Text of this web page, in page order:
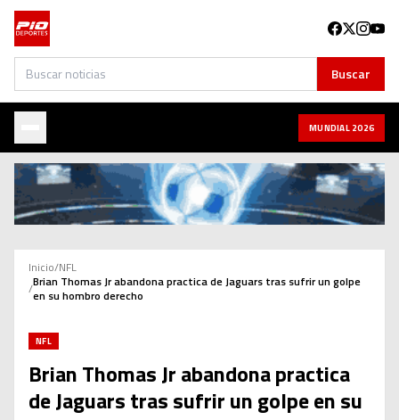
Buscar Buscar
MUNDIAL 2026
Inicio/NFL
/Brian Thomas Jr abandona practica de Jaguars tras sufrir un golpe
en su hombro derecho
NFL
Brian Thomas Jr abandona practica
de Jaguars tras sufrir un golpe en su